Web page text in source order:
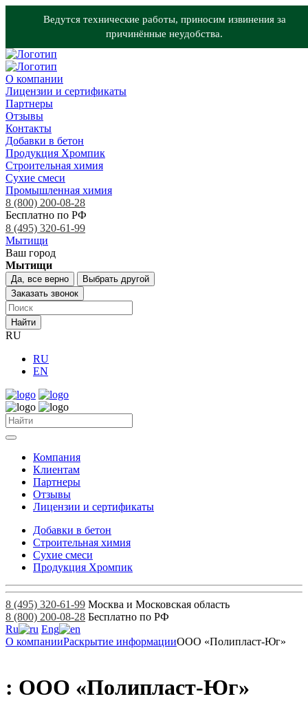
Ведутся технические работы, приносим извинения за
причинённые неудобства.
О компании
Лицензии и сертификаты
Партнеры
Отзывы
Контакты
Добавки в бетон
Продукция Хромпик
Строительная химия
Сухие смеси
Промышленная химия
8 (800) 200-08-28
Бесплатно по РФ
8 (495) 320-61-99
Мытищи
Ваш город
Мытищи
Да, все верно
Выбрать другой
Заказать звонок
Найти
RU
RU
EN
Компания
Клиентам
Партнеры
Отзывы
Лицензии и сертификаты
Добавки в бетон
Строительная химия
Сухие смеси
Продукция Хромпик
8 (495) 320-61-99 Москва и Московская область
8 (800) 200-08-28 Бесплатно по РФ
Ru
Eng
О компанииРаскрытие информацииООО «Полипласт-Юг»
: ООО «Полипласт-Юг»